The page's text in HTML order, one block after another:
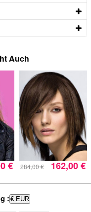
Auch
€ 284,00 € 162,00 €
:€ EUR